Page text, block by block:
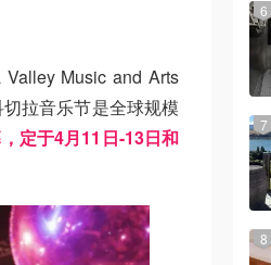
Music and Arts
拉音乐节是全球规模
定于4月11日-13日和